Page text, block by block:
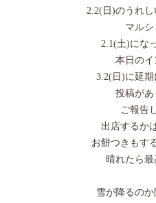
2.2(日)のうれ
マル
2.1(土)にな
本日の
3.2(日)に延
投稿が
ご報告
出店するか
お餅つきもす
晴れたら最
雪が降るの